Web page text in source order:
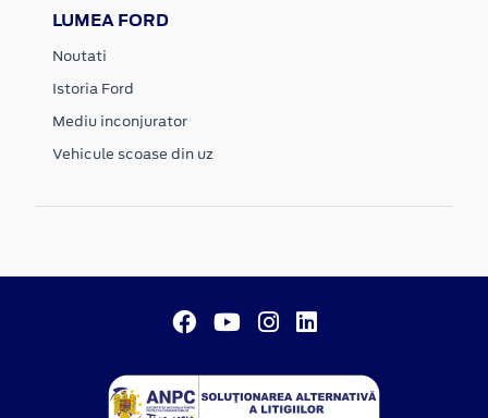
LUMEA FORD
Noutati
Istoria Ford
Mediu inconjurator
Vehicule scoase din uz